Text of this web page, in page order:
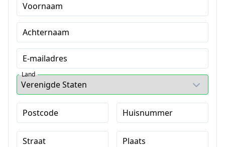
Voornaam
Achternaam
E-mailadres
Land
Postcode Huisnummer
Straat Plaats